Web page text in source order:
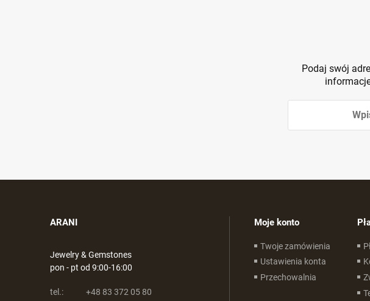
Podaj swój
ARANI
Jewelry & Gemstones
pon - pt od 9:00-16:00
tel.: +48 83 372 05 80
Moje konto
Twoje zamówienia
Ustawienia konta
Przechowalnia